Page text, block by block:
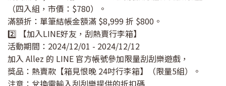
（四入組，市價：$780）。
滿額折：單筆結帳金額滿 $8,999 折 $800。
2️⃣ 【加入LINE好友，刮熱賣行李箱】
活動期間：2024/12/01 - 2024/12/12
加入 Allez 的 LINE 官方帳號參加限量刮刮樂遊戲，
獎品：熱賣款【箱見恨晚 24吋行李箱】（限量5組）。
注意：兌換需輸入刮刮樂提供的折扣碼